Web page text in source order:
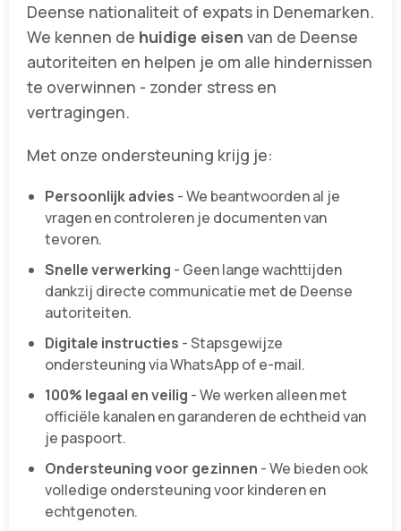
Deense nationaliteit of expats in Denemarken.
We kennen de huidige eisen van de Deense
autoriteiten en helpen je om alle hindernissen
te overwinnen - zonder stress en
vertragingen.
Met onze ondersteuning krijg je:
Persoonlijk advies - We beantwoorden al je
vragen en controleren je documenten van
tevoren.
Snelle verwerking - Geen lange wachttijden
dankzij directe communicatie met de Deense
autoriteiten.
Digitale instructies - Stapsgewijze
ondersteuning via WhatsApp of e-mail.
100% legaal en veilig - We werken alleen met
officiële kanalen en garanderen de echtheid van
je paspoort.
Ondersteuning voor gezinnen - We bieden ook
volledige ondersteuning voor kinderen en
echtgenoten.